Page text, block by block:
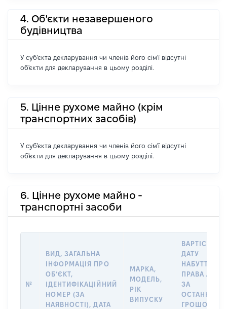
4. Об'єкти незавершеного
будівництва
У суб'єкта декларування чи членів його сім'ї відсутні
об'єкти для декларування в цьому розділі.
5. Цінне рухоме майно (крім
транспортних засобів)
У суб'єкта декларування чи членів його сім'ї відсутні
об'єкти для декларування в цьому розділі.
6. Цінне рухоме майно -
транспортні засоби
№
ВИД, ЗАГАЛЬНА
ІНФОРМАЦІЯ ПРО
ОБʼЄКТ,
ІДЕНТИФІКАЦІЙНИЙ
НОМЕР (ЗА
НАЯВНОСТІ), ДАТА
МАРКА,
МОДЕЛЬ,
РІК
ВИПУСКУ
ВАРТІСТЬ НА
ДАТУ
НАБУТТЯ
ПРАВА АБО
ЗА
ГРОШОВОЮ